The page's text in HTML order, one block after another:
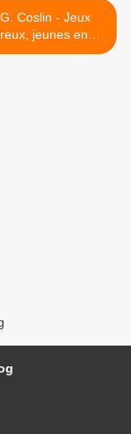
Coslin - Jeux
jeunes en
danger >